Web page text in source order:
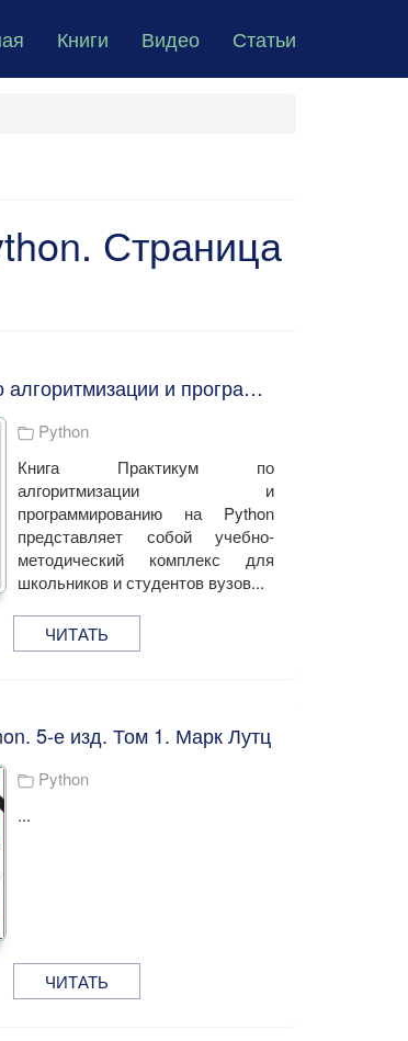
Книги Видео Статьи
Страница
Практикум по алгоритмизации и программированию на Python. И. А. Хахаев
Python
Книга Практикум по
алгоритмизации и
программированию на Python
представляет собой учебно-
методический комплекс для
школьников и студентов вузов...
ЧИТАТЬ
5-е изд. Том 1. Марк Лутц
Python
...
ЧИТАТЬ